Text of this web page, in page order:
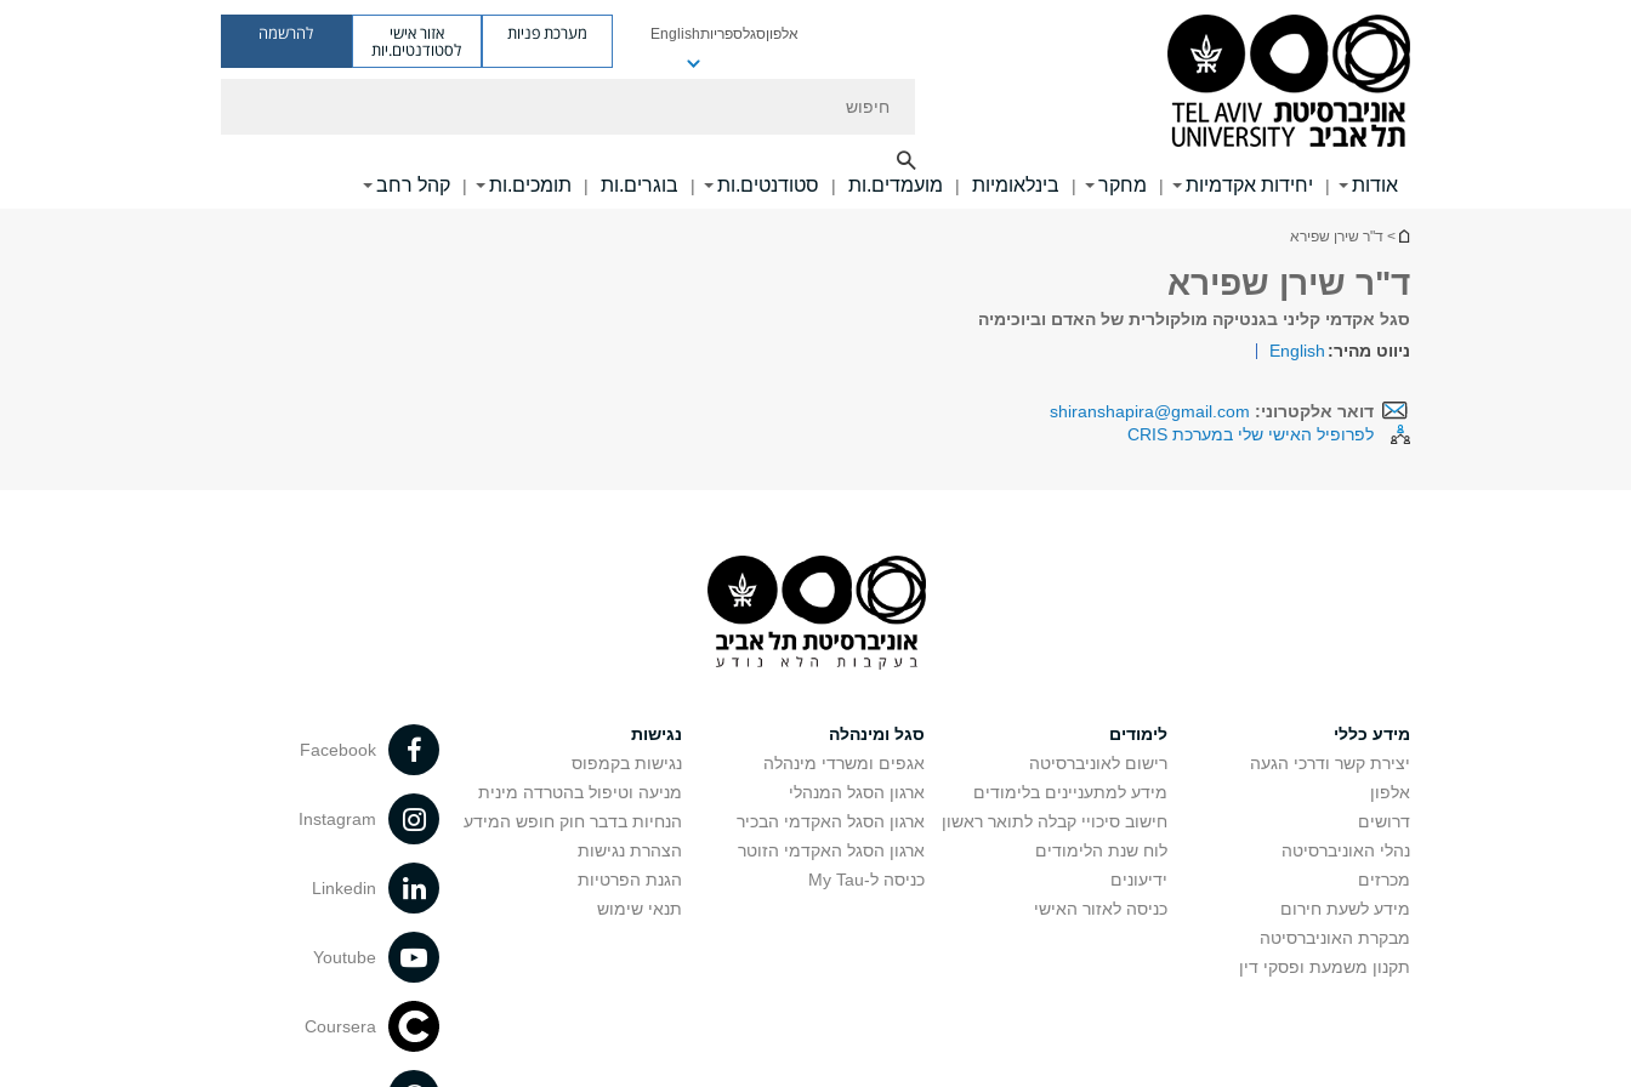
אלפוןסגלספריותEnglish מערכת פניות אזור אישי
לסטודנטים.יות
להרשמה
אודות | יחידות אקדמיות | מחקר | בינלאומיות | מועמדים.ות | סטודנטים.ות | בוגרים.ות | תומכים.ות | קהל רחב
הינך נמצא כאן
> ד"ר שירן שפירא
ד"ר שירן שפירא
סגל אקדמי קליני בגנטיקה מולקולרית של האדם וביוכימיה
ניווט מהיר: English
דואר אלקטרוני: shiranshapira@gmail.com
לפרופיל האישי שלי במערכת CRIS
מידע כללי
יצירת קשר ודרכי הגעה
אלפון
דרושים
נהלי האוניברסיטה
מכרזים
מידע לשעת חירום
מבקרת האוניברסיטה
תקנון משמעת ופסקי דין
לימודים
רישום לאוניברסיטה
מידע למתעניינים בלימודים
חישוב סיכויי קבלה לתואר ראשון
לוח שנת הלימודים
ידיעונים
כניסה לאזור האישי
סגל ומינהלה
אגפים ומשרדי מינהלה
ארגון הסגל המנהלי
ארגון הסגל האקדמי הבכיר
ארגון הסגל האקדמי הזוטר
כניסה ל-My Tau
נגישות
נגישות בקמפוס
מניעה וטיפול בהטרדה מינית
הנחיות בדבר חוק חופש המידע
הצהרת נגישות
הגנת הפרטיות
תנאי שימוש
Facebook
Instagram
Linkedin
Youtube
Coursera